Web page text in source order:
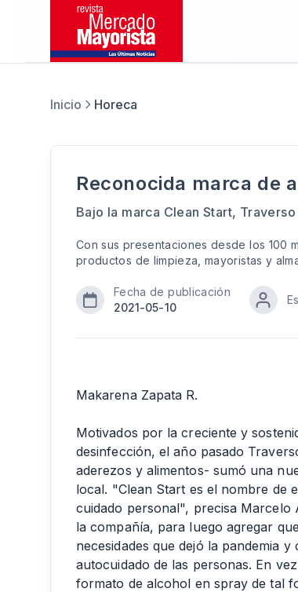
Inicio Horeca
Reconocida marca de
Bajo la marca Clean Start,
Con sus presentaciones desde los 100
productos de limpieza, mayoristas y
Fecha de publicación
2021-05-10
Makarena Zapata R.
Motivados por la creciente y
desinfección, el año pasado
aderezos y alimentos- sumó una
local. "Clean Start es el nombre de
cuidado personal", precisa Marcelo
la compañía, para luego agregar
necesidades que dejó la pandemia
autocuidado de las personas. En
formato de alcohol en spray de tal